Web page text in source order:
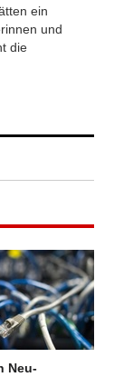
ein
und
die
Neu-